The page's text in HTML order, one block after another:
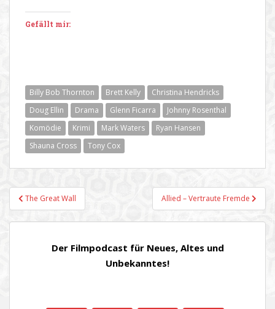
Gefällt mir:
Billy Bob Thornton Brett Kelly
Christina Hendricks
Doug Ellin
Drama Glenn Ficarra
Johnny Rosenthal
Komödie
Krimi Mark Waters
Ryan Hansen
Shauna Cross
Tony Cox
Beitragsnavigation
The Great Wall Allied – Vertraute Fremde
Der Filmpodcast für Neues, Altes und
Unbekanntes!